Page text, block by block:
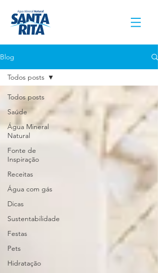
Blog
Todos posts
Saúde
Água Mineral
Natural
Fonte de
Inspiração
Receitas
Água com gás
Dicas
Sustentabilidade
Festas
Pets
Hidratação
Todos posts